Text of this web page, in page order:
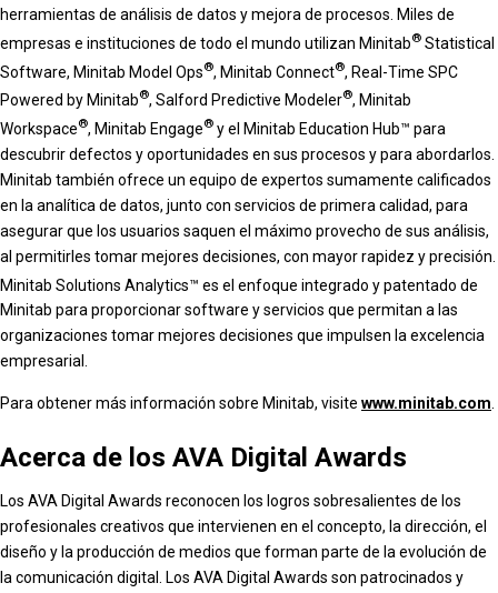
herramientas de análisis de datos y mejora de procesos. Miles de
empresas e instituciones de todo el mundo utilizan Minitab® Statistical
Software, Minitab Model Ops®, Minitab Connect®, Real-Time SPC
Powered by Minitab®, Salford Predictive Modeler®, Minitab
Workspace®, Minitab Engage® y el Minitab Education Hub™ para
descubrir defectos y oportunidades en sus procesos y para abordarlos.
Minitab también ofrece un equipo de expertos sumamente calificados
en la analítica de datos, junto con servicios de primera calidad, para
asegurar que los usuarios saquen el máximo provecho de sus análisis,
al permitirles tomar mejores decisiones, con mayor rapidez y precisión.
Minitab Solutions Analytics™ es el enfoque integrado y patentado de
Minitab para proporcionar software y servicios que permitan a las
organizaciones tomar mejores decisiones que impulsen la excelencia
empresarial.
Para obtener más información sobre Minitab, visite www.minitab.com.
Acerca de los AVA Digital Awards
Los AVA Digital Awards reconocen los logros sobresalientes de los
profesionales creativos que intervienen en el concepto, la dirección, el
diseño y la producción de medios que forman parte de la evolución de
la comunicación digital. Los AVA Digital Awards son patrocinados y